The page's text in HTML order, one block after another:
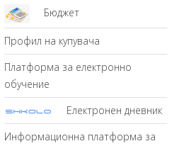
Бюджет
Профил на купувача
Платформа за електронно
обучение
Електронен дневник
Информационна платформа за